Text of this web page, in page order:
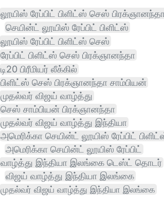
லூயிஸ் ரேப்பிட் பிளிட்ஸ் செஸ்
செயின்ட் லூயிஸ் ரேப்பிட் பிளிட்ஸ்
லூயிஸ் ரேப்பிட் பிளிட்ஸ் செஸ்
ரேப்பிட் பிளிட்ஸ் செஸ் பிரக்ஞானந்தா
டி20 பிரீமியர் லீக்கில்
பிளிட்ஸ் செஸ் பிரக்ஞானந்தா சாம்பியன்
முதல்வர் விஜய் வாழ்த்து
செஸ் சாம்பியன் பிரக்ஞானந்தா
முதல்வர் விஜய் வாழ்த்து இந்தியா
அமெரிக்கா செயின்ட் லூயிஸ் ரேப்பிட்
அமெரிக்கா செயின்ட் லூயிஸ் ரேப்பிட்
வாழ்த்து இந்தியா இலங்கை டெஸ்ட் தொடர்
விஜய் வாழ்த்து இந்தியா இலங்கை
முதல்வர் விஜய் வாழ்த்து இந்தியா இலங்கை